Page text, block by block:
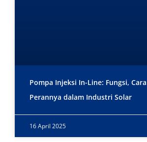
Pompa Injeksi In-Line: Fungsi,
Perannya dalam Industri Solar
16 April 2025